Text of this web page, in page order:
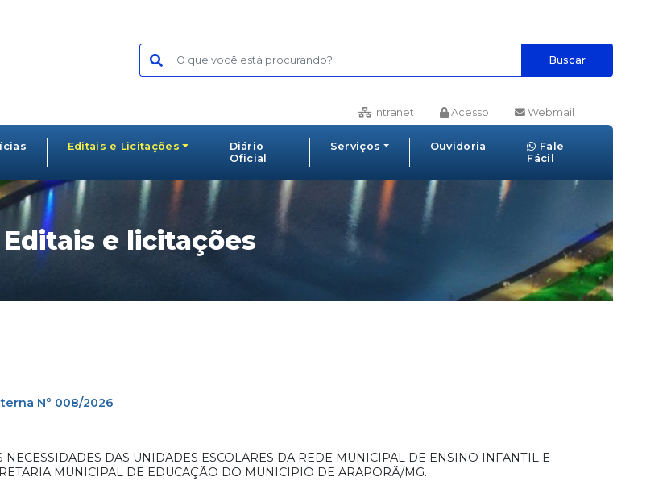
Buscar
Intranet Acesso Webmail
Editais e Licitações
Diário
Oficial
Serviços Ouvidoria
Fale
Fácil
Editais e licitações
Nº 008/2026
DAS UNIDADES ESCOLARES DA REDE MUNICIPAL DE ENSINO INFANTIL E
MUNICIPAL DE EDUCAÇÃO DO MUNICIPIO DE ARAPORÃ/MG.